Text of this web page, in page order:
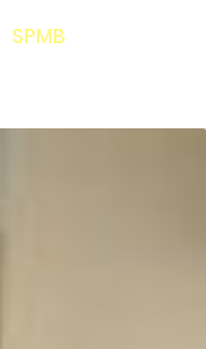
SPMB